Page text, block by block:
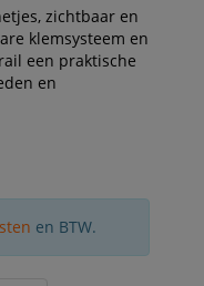
zichtbaar en
klemsysteem en
een praktische
en
en BTW.